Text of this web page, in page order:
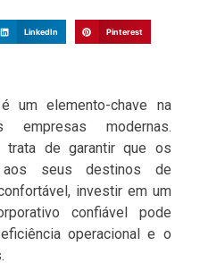
LinkedIn Pinterest
um elemento-chave na
empresas modernas.
trata de garantir que os
aos seus destinos de
investir em um
confiável pode
operacional e o